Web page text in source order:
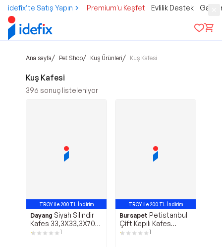
idefix’te Satış Yapın Premium'u Keşfet Evlilik Destek
Ana sayfa/ Pet Shop/ Kuş Ürünleri/ Kuş Kafesi
Kuş Kafesi
396 sonuç listeleniyor
TROY ile 200 TL İndirim
Dayang Siyah Silindir
Kafes 33,3X33,3X70
CM
1
TROY ile 200 TL İndirim
Bursapet Petistanbul
Çift Kapılı Kafes
20X30X371